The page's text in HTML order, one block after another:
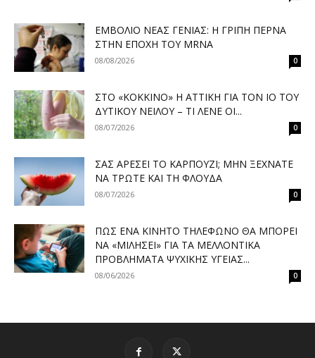
ΕΜΒΌΛΙΟ ΝΈΑΣ ΓΕΝΙΆΣ: Η ΓΡΊΠΗ ΠΕΡΝΆ
ΣΤΗΝ ΕΠΟΧΉ ΤΟΥ MRNA
08/08/2026 0
ΣΤΟ «ΚΌΚΚΙΝΟ» Η ΑΤΤΙΚΉ ΓΙΑ ΤΟΝ ΙΌ ΤΟΥ
ΔΥΤΙΚΟΎ ΝΕΊΛΟΥ – ΤΙ ΛΈΝΕ ΟΙ...
08/07/2026 0
ΣΑΣ ΑΡΈΣΕΙ ΤΟ ΚΑΡΠΟΎΖΙ; ΜΗΝ ΞΕΧΝΆΤΕ
ΝΑ ΤΡΏΤΕ ΚΑΙ ΤΗ ΦΛΟΎΔΑ
08/07/2026 0
ΠΏΣ ΈΝΑ ΚΙΝΗΤΌ ΤΗΛΈΦΩΝΟ ΘΑ ΜΠΟΡΕΊ
ΝΑ «ΜΙΛΉΣΕΙ» ΓΙΑ ΤΑ ΜΕΛΛΟΝΤΙΚΆ
ΠΡΟΒΛΉΜΑΤΑ ΨΥΧΙΚΉΣ ΥΓΕΊΑΣ...
08/06/2026 0